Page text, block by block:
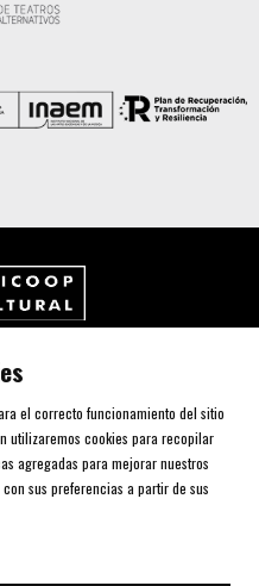
de Cal Font)
00 75
DE PRIVACIDAD
el correcto funcionamiento del sitio
utilizaremos cookies para recopilar
agregadas para mejorar nuestros
sus preferencias a partir de sus